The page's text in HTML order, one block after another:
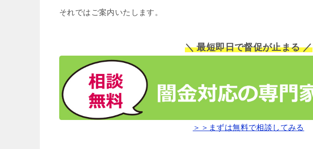
それではご案内いたします。
＼ 最短即日で督促が止まる ／
＞＞まずは無料で相談してみる